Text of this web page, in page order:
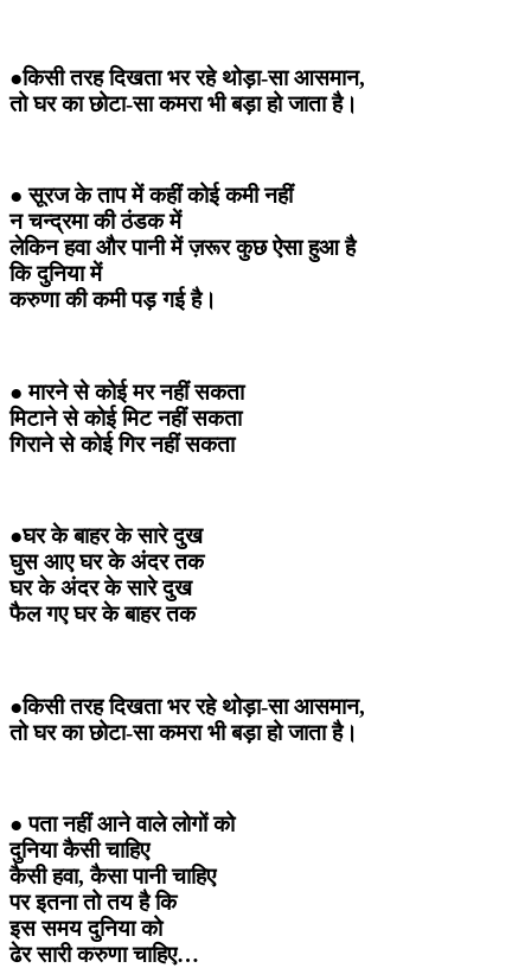
●किसी तरह दिखता भर रहे थोड़ा-सा आसमान,
तो घर का छोटा-सा कमरा भी बड़ा हो जाता है।
● सूरज के ताप में कहीं कोई कमी नहीं
न चन्द्रमा की ठंडक में
लेकिन हवा और पानी में ज़रूर कुछ ऐसा हुआ है
कि दुनिया में
करुणा की कमी पड़ गई है।
● मारने से कोई मर नहीं सकता
मिटाने से कोई मिट नहीं सकता
गिराने से कोई गिर नहीं सकता
●घर के बाहर के सारे दुख
घुस आए घर के अंदर तक
घर के अंदर के सारे दुख
फैल गए घर के बाहर तक
●किसी तरह दिखता भर रहे थोड़ा-सा आसमान,
तो घर का छोटा-सा कमरा भी बड़ा हो जाता है।
● पता नहीं आने वाले लोगों को
दुनिया कैसी चाहिए
कैसी हवा, कैसा पानी चाहिए
पर इतना तो तय है कि
इस समय दुनिया को
ढेर सारी करुणा चाहिए…